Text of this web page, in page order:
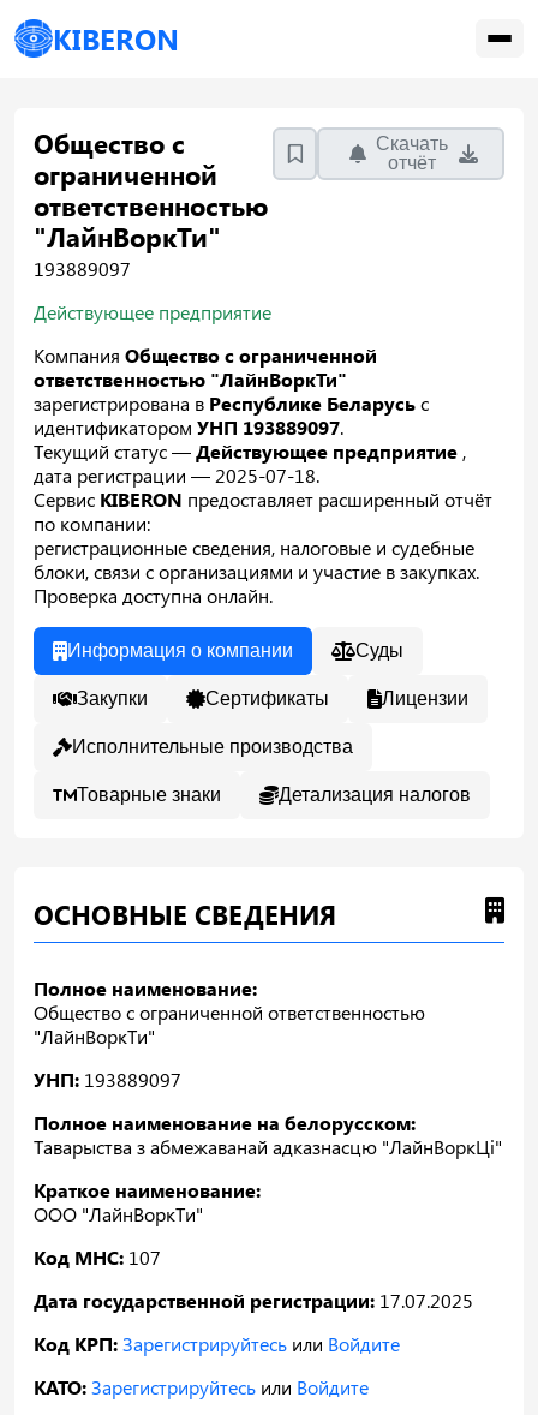
KIBERON
Общество с
ограниченной
ответственностью
"ЛайнВоркТи"
193889097
Скачать
отчёт
Действующее предприятие
Компания Общество с ограниченной
ответственностью "ЛайнВоркТи"
зарегистрирована в Республике Беларусьс
идентификатором УНП 193889097.
Текущий статус —Действующее предприятие ,
дата регистрации — 2025-07-18.
Сервис KIBERON предоставляет расширенный отчёт
по компании:
регистрационные сведения, налоговые и судебные
блоки, связи с организациями и участие в закупках.
Проверка доступна онлайн.
Информация о компании Суды
Закупки Сертификаты Лицензии
Исполнительные производства
Товарные знаки Детализация налогов
ОСНОВНЫЕ СВЕДЕНИЯ
Полное наименование:
Общество с ограниченной ответственностью
"ЛайнВоркТи"
УНП: 193889097
Полное наименование на белорусском:
Таварыства з абмежаванай адказнасцю "ЛайнВоркЦі"
Краткое наименование:
ООО "ЛайнВоркТи"
Код МНС: 107
Дата государственной регистрации: 17.07.2025
Код КРП:Зарегистрируйтесь или Войдите
КАТО:Зарегистрируйтесь или Войдите